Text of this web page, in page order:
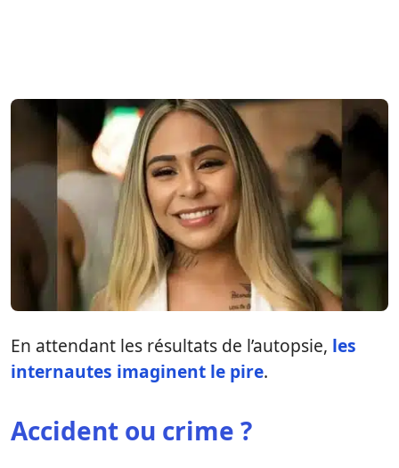
En attendant les résultats de l’autopsie, les
internautes imaginent le pire.
Accident ou crime ?